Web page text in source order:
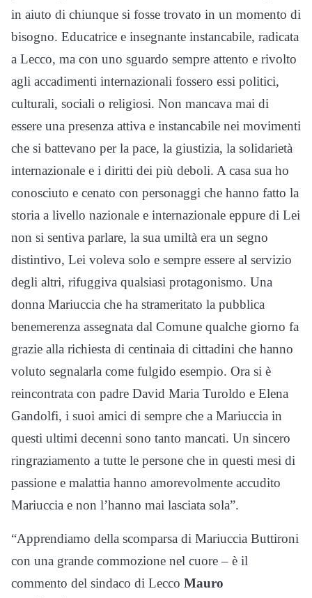
in aiuto di chiunque si fosse trovato in un momento di
bisogno. Educatrice e insegnante instancabile, radicata
a Lecco, ma con uno sguardo sempre attento e rivolto
agli accadimenti internazionali fossero essi politici,
culturali, sociali o religiosi. Non mancava mai di
essere una presenza attiva e instancabile nei movimenti
che si battevano per la pace, la giustizia, la solidarietà
internazionale e i diritti dei più deboli. A casa sua ho
conosciuto e cenato con personaggi che hanno fatto la
storia a livello nazionale e internazionale eppure di Lei
non si sentiva parlare, la sua umiltà era un segno
distintivo, Lei voleva solo e sempre essere al servizio
degli altri, rifuggiva qualsiasi protagonismo. Una
donna Mariuccia che ha strameritato la pubblica
benemerenza assegnata dal Comune qualche giorno fa
grazie alla richiesta di centinaia di cittadini che hanno
voluto segnalarla come fulgido esempio. Ora si è
reincontrata con padre David Maria Turoldo e Elena
Gandolfi, i suoi amici di sempre che a Mariuccia in
questi ultimi decenni sono tanto mancati. Un sincero
ringraziamento a tutte le persone che in questi mesi di
passione e malattia hanno amorevolmente accudito
Mariuccia e non l’hanno mai lasciata sola”.
“Apprendiamo della scomparsa di Mariuccia Buttironi
con una grande commozione nel cuore – è il
commento del sindaco di Lecco Mauro